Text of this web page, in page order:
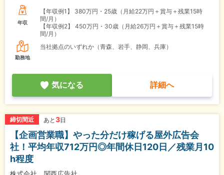
年収
【年収例1】
380万円・25歳（月給22万円＋賞与＋残業15時
間/月）
【年収例2】
450万円・30歳（月給26万円＋賞与＋残業15時
間/月）
勤務地
当社拠点のいずれか（青森、岩手、静岡、兵庫）
気になる 詳細へ
締切間近 あと 3日
【企画営業職】やった分だけ稼げる屋外広告会
社！平均年収712万円◎年間休日120日／残業月10
h程度
株式会社 関西広告社